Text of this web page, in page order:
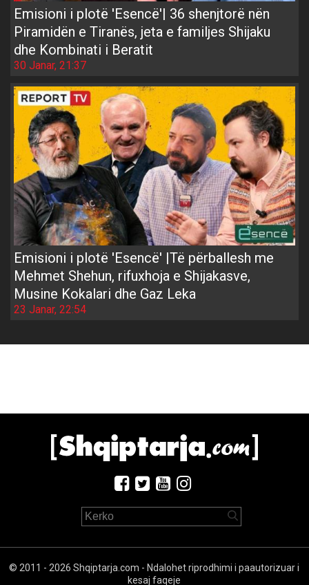
Emisioni i plotë 'Esencë'| 36 shenjtorë nën
Piramidën e Tiranës, jeta e familjes Shijaku
dhe Kombinati i Beratit
30 Janar, 21:37
Emisioni i plotë 'Esencë' |Të përballesh me
Mehmet Shehun, rifuxhoja e Shijakasve,
Musine Kokalari dhe Gaz Leka
23 Janar, 22:54
© 2011 - 2026 Shqiptarja.com - Ndalohet riprodhimi i paautorizuar i
kesaj faqeje